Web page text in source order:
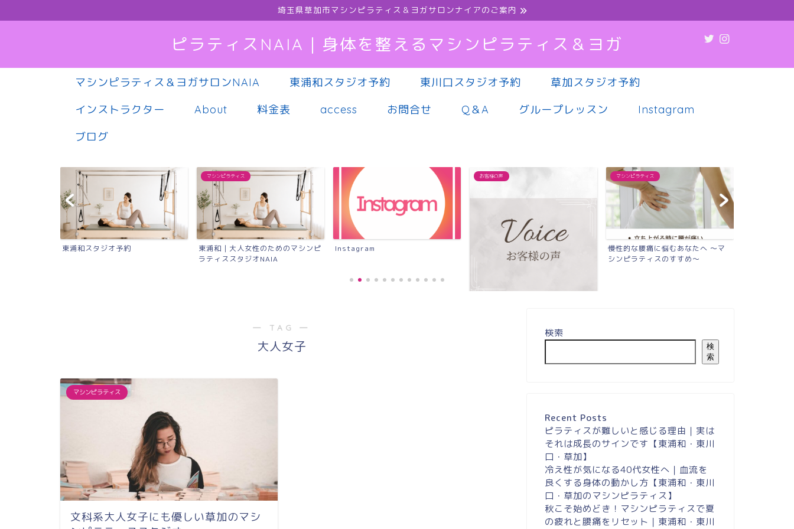
埼玉県草加市マシンピラティス＆ヨガサロンナイアのご案内
ピラティスNAIA｜身体を整えるマシンピラティス＆ヨガ
マシンピラティス＆ヨガサロンNAIA 東浦和スタジオ予約 東川口スタジオ予約
草加スタジオ予約
インストラクター
About 料金表 access お問合せ Q＆A グループレッスン
Instagram
ブログ
東浦和スタジオ予約
マシンピラティス
東浦和｜大人女性のためのマシンピ
ラティススタジオNAIA
Instagram
お客様の声
《お客様の声》膝の痛みが緩和し、
マシンピラティス
慢性的な腰痛に悩むあなたへ 〜マ
シンピラティスのすすめ〜
― TAG ―
大人女子
マシンピラティス
文科系大人女子にも優しい草加のマシ
検索
検
索
Recent Posts
ピラティスが難しいと感じる理由｜実は
それは成長のサインです【東浦和・東川
口・草加】
冷え性が気になる40代女性へ｜血流を
良くする身体の動かし方【東浦和・東川
口・草加のマシンピラティス】
秋こそ始めどき！マシンピラティスで夏
の疲れと腰痛をリセット｜東浦和・東川